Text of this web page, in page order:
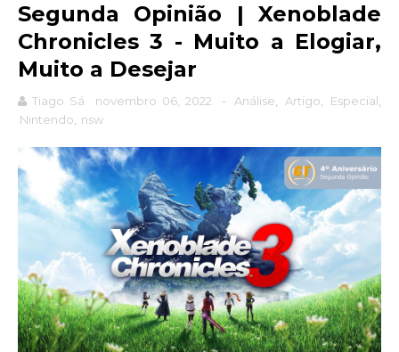
Segunda Opinião | Xenoblade
Chronicles 3 - Muito a Elogiar,
Muito a Desejar
Tiago Sá novembro 06, 2022 - Análise Artigo Especial
Nintendo
nsw